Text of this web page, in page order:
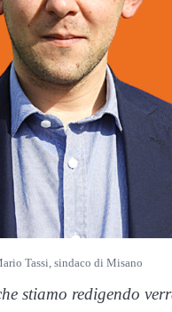
Tassi, sindaco di Misano
stiamo redigendo